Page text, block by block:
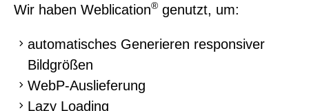
Wir haben Weblication® genutzt, um:
automatisches Generieren responsiver
Bildgrößen
WebP-Auslieferung
Lazy Loading